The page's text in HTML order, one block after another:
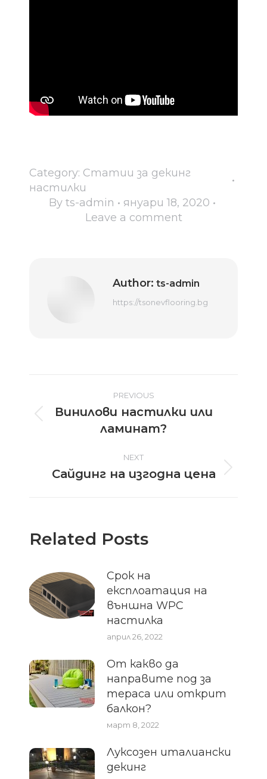
Category: Статии за декинг
настилки
By ts-admin
януари 18, 2020
Leave a comment
Author: ts-admin
https://tsonevflooring.bg
navigation
PREVIOUS
Previous
post:
Винилови настилки или
ламинат?
NEXT
Next
Сайдинг на изгодна цена
Related Posts
Срок на
експлоатация на
външна WPC
настилка
април 26, 2022
От какво да
направите под за
тераса или открит
балкон?
март 8, 2022
Луксозен италиански
декинг